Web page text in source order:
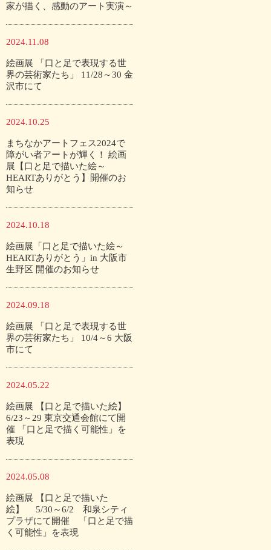
家が描く、感動のアート実演～
2024.11.08
絵画展 「口と足で表現する世
界の芸術家たち」 11/28～30 金
沢市にて
2024.10.25
まちなかアートフェス2024で
障がい者アートが輝く！ 絵画
展【口と足で描いた絵～
HEARTありがとう】開催のお
知らせ
2024.10.18
絵画展「口と足で描いた絵～
HEARTありがとう」in 大阪市
生野区 開催のお知らせ
2024.09.18
絵画展 「口と足で表現する世
界の芸術家たち」 10/4～6 大阪
市にて
2024.05.22
絵画展 【口と足で描いた絵】
6/23～29 東京交通会館にて開
催 「口と足で描く可能性」を
表現
2024.05.08
絵画展 【口と足で描いた
絵】 5/30～6/2 和泉シティ
プラザにて開催 「口と足で描
く可能性」を表現